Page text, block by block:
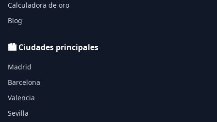
Calculadora de oro
Blog
🏙️ Ciudades principales
Madrid
Barcelona
Valencia
Sevilla